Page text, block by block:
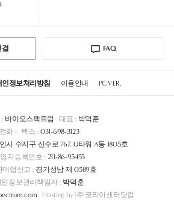
결 FAQ
인정보처리방침 이용안내 PC VER.
: 바이오스펙트럼 대표 : 박덕훈
전화 : 팩스 : 031-698-3123
시 수지구 신수로 767, U타워 A동 1805호
자등록번호 : 211-86-95455
매업신고 : 경기성남 제 0589호
인정보관리책임자 : 박덕훈
Hosting by (주)코리아센터닷컴